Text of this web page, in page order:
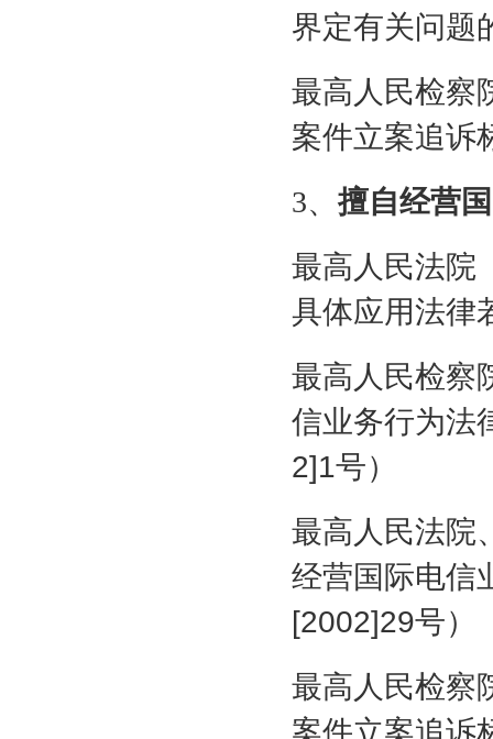
界定有关问题
最高人民检察
案件立案追诉
3、擅自经营
最高人民法院
具体应用法律
最高人民检察
信业务行为法
2]1号）
最高人民法院
经营国际电信
[2002]29号）
最高人民检察
案件立案追诉